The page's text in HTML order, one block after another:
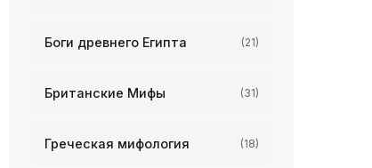
Боги древнего Египта (21)
Британские Мифы (31)
Греческая мифология (18)